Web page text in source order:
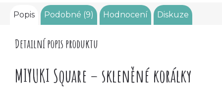
Popis Podobné (9) Hodnocení Diskuze
Detailní popis produktu
MIYUKI Square – skleněné korálky